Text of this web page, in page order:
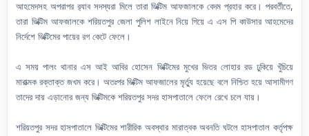
আহমেদসহ অপরাপর র‌্যাব সদস্যরা মিলে তারা ভিক্টিম আফজালকে বেদম প্রহার করে। পরবর্তীতে,
তারা ভিক্টিম আফজালকে শরিয়তপুর জেলা পুলিশ লাইনে নিয়ে গিয়ে এ এস পি কাউসার আহমেদের
নির্দেশে ভিক্টিমের পায়ের রগ কেটে ফেলে।
এ সময় পালং থানার এস আই আবির হোসেন ভিক্টিমের মুখের ভিতর লোহার রড ঢুকিয়ে খুঁচিয়ে
মারাত্মক রক্তাক্ত জখম করে। অতঃপর ভিক্টিম আফজালের মৃর্ত্যু হয়েছে বলে নিশ্চিত হয়ে আসামীগণ
তাদের দায় এড়ানোর জন্য ভিক্টিমকে শরিয়তপুর সদর হাসপাতালে ফেলে রেখে চলে যায়।
শরিয়তপুর সদর হাসপাতালে ভিক্টিমের শারীরিক অবস্থার মারাত্বক অবনতি ঘটলে হাসপাতাল কর্তৃপক্ষ